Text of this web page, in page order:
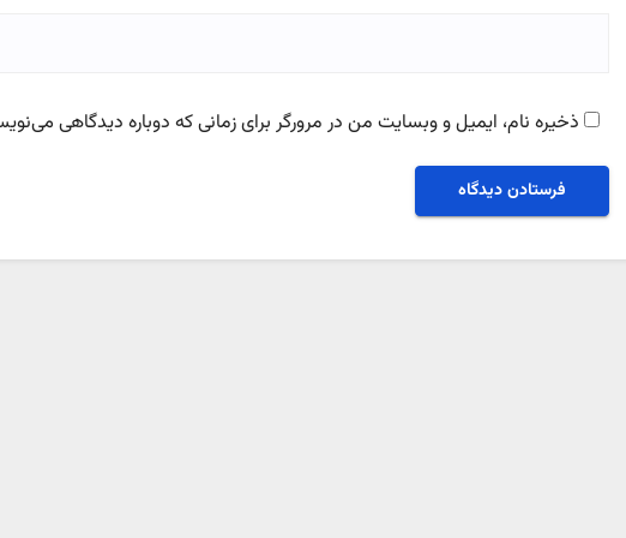
ذخیره نام، ایمیل و وبسایت من در مرورگر برای زمانی که دوباره دیدگاهی